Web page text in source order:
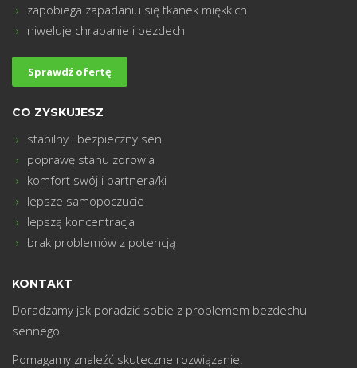
zapobiega zapadaniu się tkanek miękkich
niweluje chrapanie i bezdech
Sprawdź ofertę
CO ZYSKUJESZ
stabilny i bezpieczny sen
poprawę stanu zdrowia
komfort swój i partnera/ki
lepsze samopoczucie
lepszą koncentracja
brak problemów z potencją
KONTAKT
Doradzamy jak poradzić sobie z problemem bezdechu
sennego.
Pomagamy znaleźć skuteczne rozwiązanie.